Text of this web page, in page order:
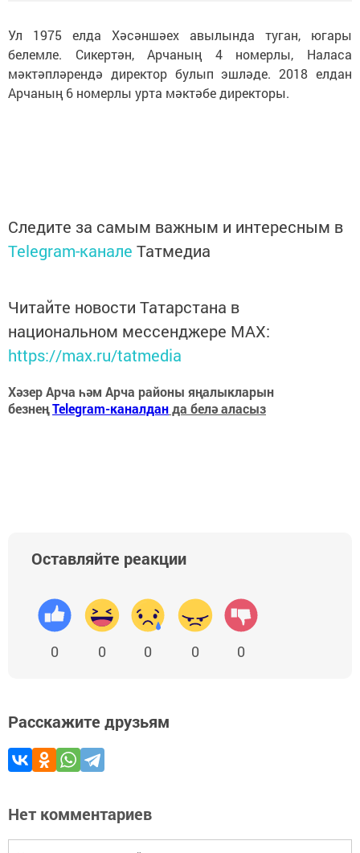
Ул 1975 елда Хәсәншәех авылында туган, югары
белемле. Сикертән, Арчаның 4 номерлы, Наласа
мәктәпләрендә директор булып эшләде. 2018 елдан
Арчаның 6 номерлы урта мәктәбе директоры.
Следите за самым важным и интересным в
Telegram-канале Татмедиа
Читайте новости Татарстана в
национальном мессенджере MАХ:
https://max.ru/tatmedia
Хәзер Арча һәм Арча районы яңалыкларын
безнеңTelegram-каналданда белә аласыз
Оставляйте реакции
0 0 0 0 0
Расскажите друзьям
Нет комментариев